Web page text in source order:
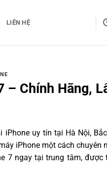
LIÊN HỆ
Chính Hãng,
uy tín tại Hà Nội,
iPhone một cách chuyên
7 ngay tại trung tâm,